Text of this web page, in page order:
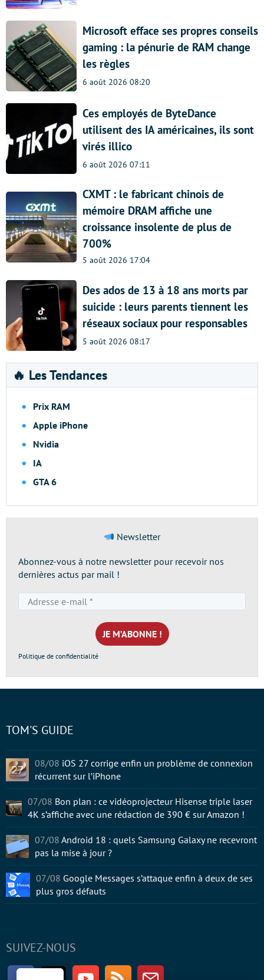
Microsoft efface ses propres conseils
gaming : la pénurie de RAM change
les règles
6 août 2026 08:20
Ces employés de ByteDance
utilisent des IA américaines, ils sont
virés illico
6 août 2026 07:11
CXMT : le fabricant chinois de
mémoire DRAM affiche une
croissance insolente de plus de
700%
5 août 2026 17:04
Des ados de 13 à 18 ans morts par
suicide : leurs parents tiennent les
réseaux sociaux pour responsables
5 août 2026 08:17
🔥 Les Tendances
Prix RAM
Apple iPhone
Nvidia
IA
GTA 6
Newsletter
Abonnez-vous à notre newsletter pour recevoir nos
dernières actus par mail !
e-
mail
*
Politique de confidentialité
SUIVEZ-NOUS
FacebookTwitter Youtube RSS Newsletter
TOM'S GUIDE
08/08 iOS 27 corrige enfin un problème de connexion
récurrent sur l’iPhone
07/08 Bon plan : ce vidéoprojecteur Hisense triple laser
4K s’affiche avec une rédaction de 390 € sur Amazon !
07/08 Android 18 : quels Samsung Galaxy ne recevront
pas la mise à jour ?
07/08 Google Messages s’attaque enfin à deux de ses
plus gros défauts